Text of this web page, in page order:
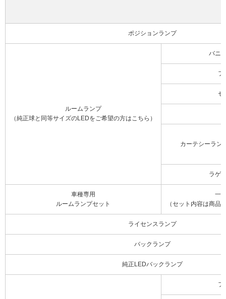
ポジションランプ
ルームランプ
（純正球と同等サイズのLEDをご希望の方はこちら）
バニ
フ
セ
カーテシーラン
ラゲ
車種専用
ルームランプセット
一
（セット内容は商品
ライセンスランプ
バックランプ
純正LEDバックランプ
フ